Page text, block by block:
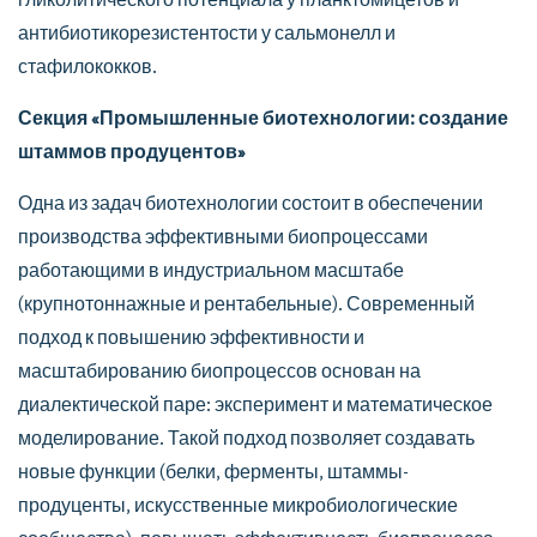
антибиотикорезистентости у сальмонелл и
стафилококков.
Секция «Промышленные биотехнологии: создание
штаммов продуцентов»
Одна из задач биотехнологии состоит в обеспечении
производства эффективными биопроцессами
работающими в индустриальном масштабе
(крупнотоннажные и рентабельные). Современный
подход к повышению эффективности и
масштабированию биопроцессов основан на
диалектической паре: эксперимент и математическое
моделирование. Такой подход позволяет создавать
новые функции (белки, ферменты, штаммы-
продуценты, искусственные микробиологические